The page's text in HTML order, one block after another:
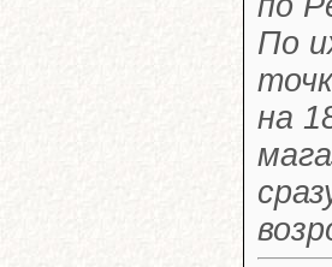
По
на